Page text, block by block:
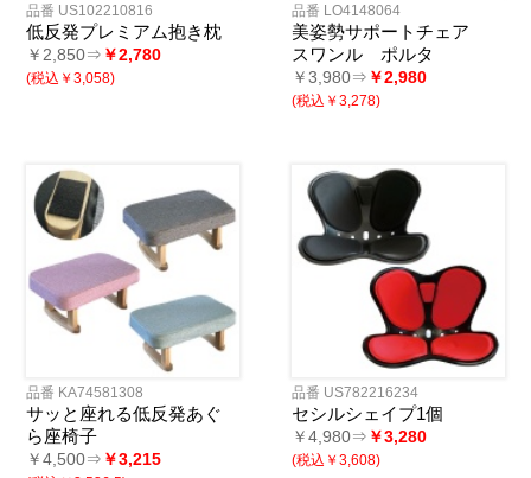
品番 US102210816
低反発プレミアム抱き枕
￥2,850⇒ ￥2,780
(税込￥3,058)
品番 LO4148064
美姿勢サポートチェア
スワンル ポルタ
￥3,980⇒ ￥2,980
(税込￥3,278)
品番 KA74581308
サッと座れる低反発あぐ
ら座椅子
￥4,500⇒ ￥3,215
品番 US782216234
セシルシェイプ1個
￥4,980⇒ ￥3,280
(税込￥3,608)